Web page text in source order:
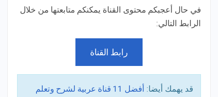
في حال أعجبكم محتوى القناة يمكنكم متابعتها من خلال
الرابط التالي:
رابط القناة
قد يهمك أيضا:
أفضل 11 قناة عربية لشرح وتعلم